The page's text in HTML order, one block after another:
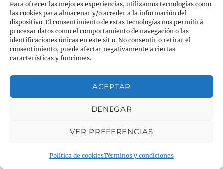
Para ofrecer las mejores experiencias, utilizamos tecnologías como
las cookies para almacenar y/o acceder a la información del
dispositivo. El consentimiento de estas tecnologías nos permitirá
procesar datos como el comportamiento de navegación o las
identificaciones únicas en este sitio. No consentir o retirar el
consentimiento, puede afectar negativamente a ciertas
características y funciones.
ACEPTAR
DENEGAR
VER PREFERENCIAS
Política de cookiesTérminos y condiciones
estiramientos antes y después
sobrepesoy lamusculatura fuerte